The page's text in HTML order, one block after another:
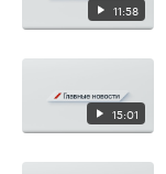
11:58
15:01